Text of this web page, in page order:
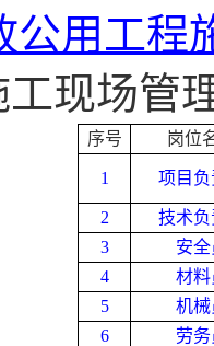
公用工程
现场管
序号 岗位
1 项目负
2
技术负
3
安全
4
材料
5
机械
6
劳务